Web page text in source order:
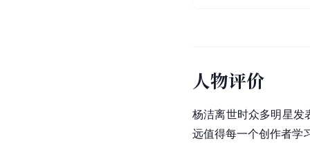
人物评价
杨洁离世时众多明星发
远值得每一个创作者学